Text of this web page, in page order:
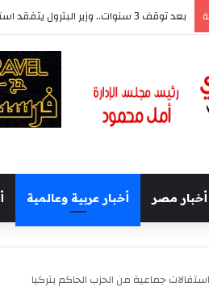
بعد توقف 3 سنوات.. وزير البترول يتفقد استئناف أعمال الحفر بحقل البركة في أسوان
أخبار مصر أخبار عربية وعالمية
استقالات جماعية من الحزب الحاكم بتركيا